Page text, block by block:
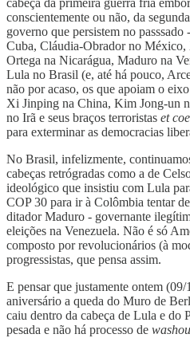
conscientemente ou não, da
governo que persistem no
Cuba, Cláudia-Obrador no
Ortega na Nicarágua, Maduro na
Lula no Brasil (e, até há pouco,
não por acaso, os que apoiam o
Xi Jinping na China, Kim Jong-un
no Irã e seus braços terroristas et
para exterminar as democracias
No Brasil, infelizmente,
cabeças retrógradas como a de
ideológico que insistiu com Lula
COP 30 para ir à Colômbia tentar
ditador Maduro - governante
eleições na Venezuela. Não é só
composto por revolucionários (à
progressistas, que pensa assim.
E pensar que justamente ontem
aniversário a queda do Muro de
caiu dentro da cabeça de Lula e do
pesada e não há processo de